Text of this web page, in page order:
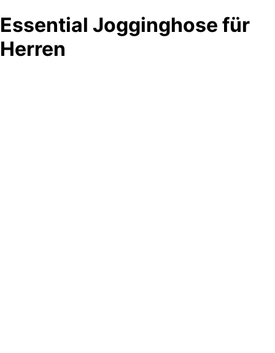
Essential Jogginghose für
Herren